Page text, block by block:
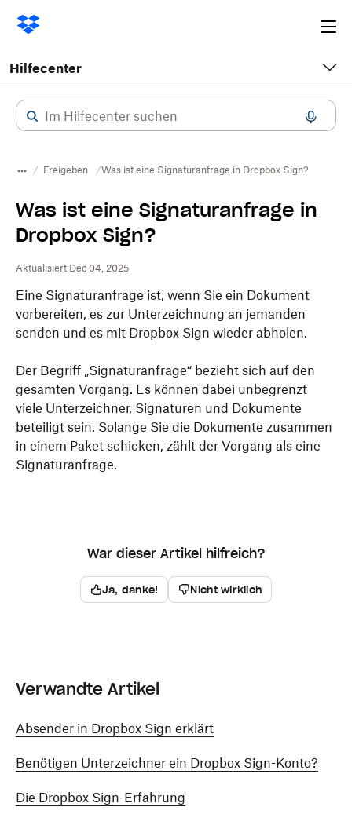
Hilfecenter
Freigeben Was ist eine Signaturanfrage in Dropbox Sign?
Was ist eine Signaturanfrage in
Dropbox Sign?
Aktualisiert Dec 04, 2025
Eine Signaturanfrage ist, wenn Sie ein Dokument
vorbereiten, es zur Unterzeichnung an jemanden
senden und es mit Dropbox Sign wieder abholen.
Der Begriff „Signaturanfrage“ bezieht sich auf den
gesamten Vorgang. Es können dabei unbegrenzt
viele Unterzeichner, Signaturen und Dokumente
beteiligt sein. Solange Sie die Dokumente zusammen
in einem Paket schicken, zählt der Vorgang als eine
Signaturanfrage.
War dieser Artikel hilfreich?
Ja, danke! Nicht wirklich
Verwandte Artikel
Absender in Dropbox Sign erklärt
Benötigen Unterzeichner ein Dropbox Sign-Konto?
Die Dropbox Sign-Erfahrung